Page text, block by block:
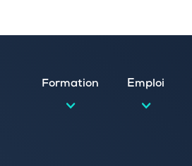
Formation Emploi